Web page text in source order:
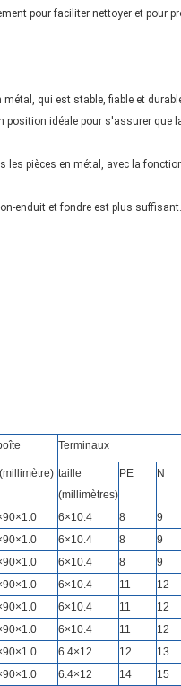
pour faciliter nettoyer et pour
qui est stable, fiable et
position idéale pour s'assurer que
les pièces en métal, avec la
enduit et fondre est plus suffisant.
Terminaux
taille
(millimètres)
PE N
6×10.4 8 9
6×10.4 8 9
6×10.4 8 9
6×10.4 11 12
6×10.4 11 12
6×10.4 11 12
6.4×12 12 13
6.4×12 14 15